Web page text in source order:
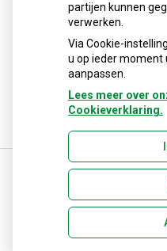
Uw
partijen kunnen
verwerken.
Via Cookie-
u op ieder
aanpassen.
Lees meer over
Cookieverklaring.